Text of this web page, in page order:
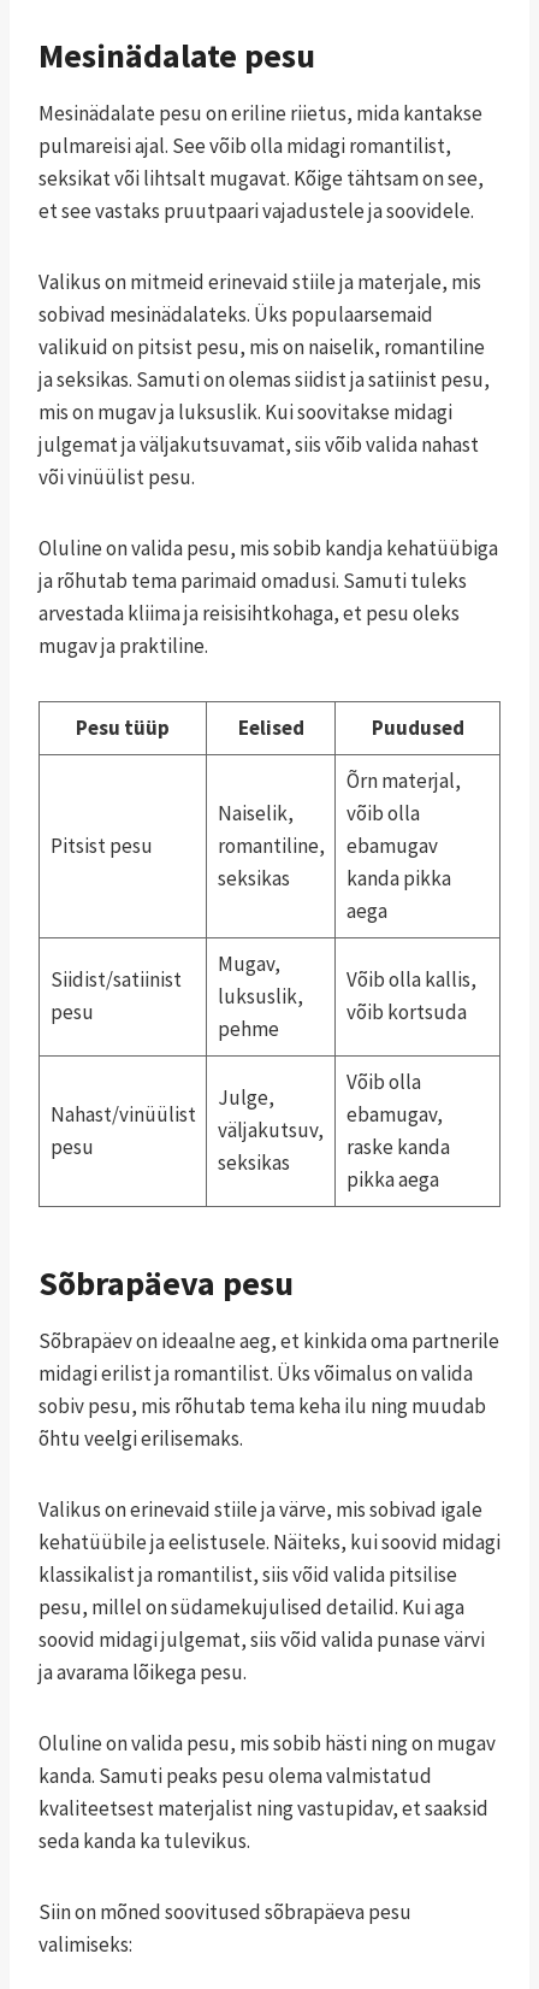
Mesinädalate pesu
Mesinädalate pesu on eriline riietus, mida kantakse
pulmareisi ajal. See võib olla midagi romantilist,
seksikat või lihtsalt mugavat. Kõige tähtsam on see,
et see vastaks pruutpaari vajadustele ja soovidele.
Valikus on mitmeid erinevaid stiile ja materjale, mis
sobivad mesinädalateks. Üks populaarsemaid
valikuid on pitsist pesu, mis on naiselik, romantiline
ja seksikas. Samuti on olemas siidist ja satiinist pesu,
mis on mugav ja luksuslik. Kui soovitakse midagi
julgemat ja väljakutsuvamat, siis võib valida nahast
või vinüülist pesu.
Oluline on valida pesu, mis sobib kandja kehatüübiga
ja rõhutab tema parimaid omadusi. Samuti tuleks
arvestada kliima ja reisisihtkohaga, et pesu oleks
mugav ja praktiline.
Pesu tüüp Eelised Puudused
Pitsist pesu
Naiselik,
romantiline,
seksikas
Õrn materjal,
võib olla
ebamugav
kanda pikka
aega
Siidist/satiinist
pesu
Mugav,
luksuslik,
pehme
Võib olla kallis,
võib kortsuda
Nahast/vinüülist
pesu
Julge,
väljakutsuv,
seksikas
Võib olla
ebamugav,
raske kanda
pikka aega
Sõbrapäeva pesu
Sõbrapäev on ideaalne aeg, et kinkida oma partnerile
midagi erilist ja romantilist. Üks võimalus on valida
sobiv pesu, mis rõhutab tema keha ilu ning muudab
õhtu veelgi erilisemaks.
Valikus on erinevaid stiile ja värve, mis sobivad igale
kehatüübile ja eelistusele. Näiteks, kui soovid midagi
klassikalist ja romantilist, siis võid valida pitsilise
pesu, millel on südamekujulised detailid. Kui aga
soovid midagi julgemat, siis võid valida punase värvi
ja avarama lõikega pesu.
Oluline on valida pesu, mis sobib hästi ning on mugav
kanda. Samuti peaks pesu olema valmistatud
kvaliteetsest materjalist ning vastupidav, et saaksid
seda kanda ka tulevikus.
Siin on mõned soovitused sõbrapäeva pesu
valimiseks: